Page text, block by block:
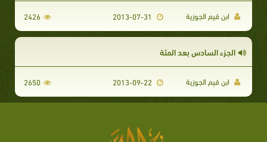
ابن قيم الجوزية 2426
الجزء السادس بعد المئة
ابن قيم الجوزية 2650